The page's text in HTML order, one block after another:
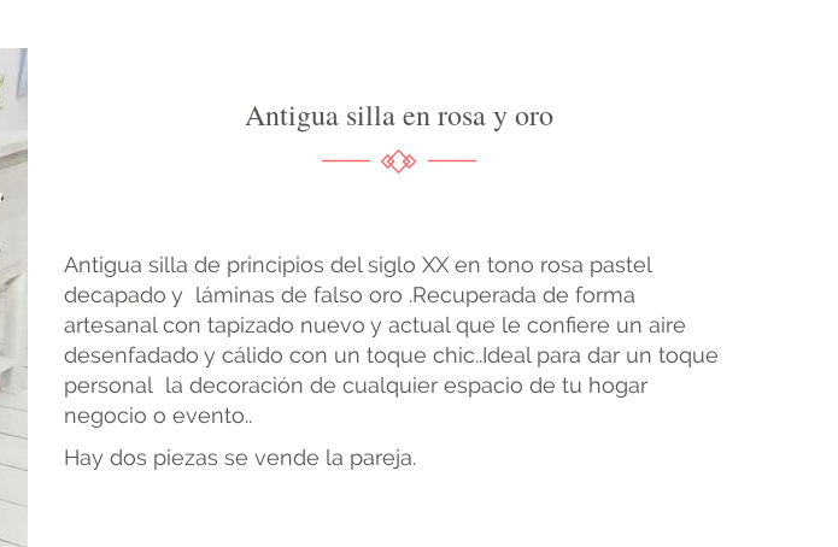
Antigua silla en rosa y oro
Antigua silla de principios del siglo XX en tono rosa pastel
decapado y láminas de falso oro .Recuperada de forma
artesanal con tapizado nuevo y actual que le confiere un aire
desenfadado y cálido con un toque chic..Ideal para dar un toque
personal la decoración de cualquier espacio de tu hogar
negocio o evento..
Hay dos piezas se vende la pareja.